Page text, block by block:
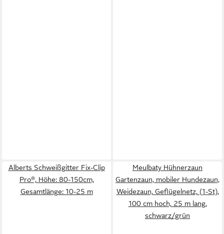
Alberts Schweißgitter Fix-Clip
Pro®, Höhe: 80-150cm,
Gesamtlänge: 10-25 m
Meulbaty Hühnerzaun
Gartenzaun, mobiler Hundezaun,
Weidezaun, Geflügelnetz, (1-St),
100 cm hoch, 25 m lang,
schwarz/grün